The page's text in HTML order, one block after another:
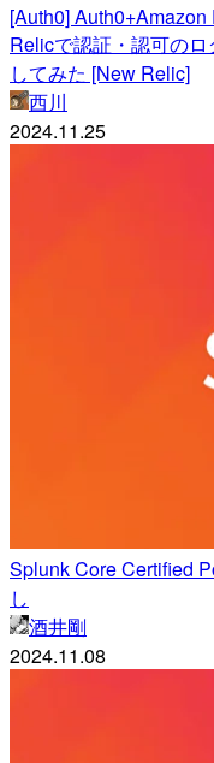
[Auth0]
Relicで認証・認可の
してみた [New Relic]
西川
2024.11.25
Splunk Core Certified
し
酒井剛
2024.11.08